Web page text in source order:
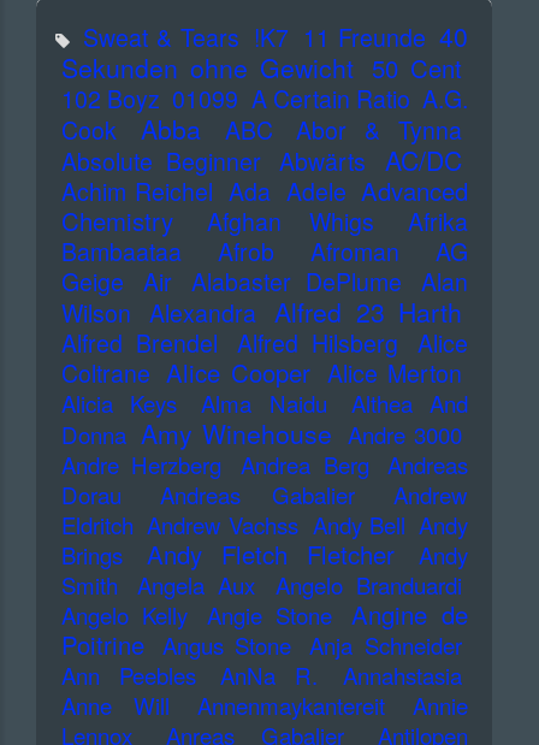
Sweat & Tears !K7 11 Freunde 40
Sekunden ohne Gewicht 50 Cent
102 Boyz 01099 A Certain Ratio A.G.
Cook
Abba ABC
Abor & Tynna
Absolute Beginner Abwärts AC/DC
Achim Reichel Ada Adele Advanced
Chemistry
Afghan Whigs
Afrika
Bambaataa
Afrob Afroman
AG
Geige
Air Alabaster DePlume
Alan
Wilson Alexandra Alfred 23 Harth
Alfred Brendel Alfred Hilsberg
Alice
Coltrane Alice Cooper Alice Merton
Alicia Keys Alma Naidu
Althea And
Donna Amy Winehouse Andre 3000
Andre Herzberg
Andrea Berg
Andreas
Dorau
Andreas Gabalier
Andrew
Eldritch Andrew Vachss Andy Bell Andy
Brings
Andy Fletch Fletcher
Andy
Smith
Angela Aux
Angelo Branduardi
Angelo Kelly
Angie Stone
Angine de
Poitrine Angus Stone Anja Schneider
Ann Peebles
AnNa R.
Annahstasia
Anne Will
Annenmaykantereit
Annie
Lennox
Anreas Gabalier
Antilopen